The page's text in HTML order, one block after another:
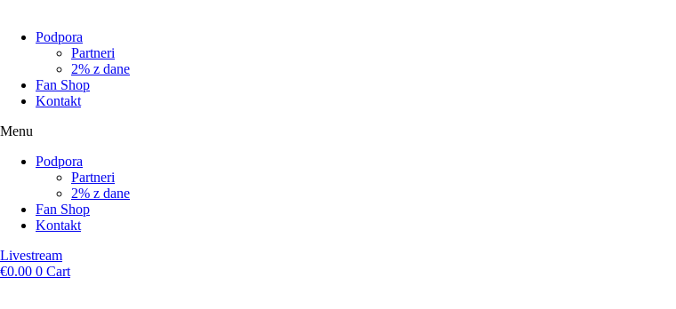
Podpora
Partneri
2% z dane
Fan Shop
Kontakt
Menu
Podpora
Partneri
2% z dane
Fan Shop
Kontakt
Livestream
€0.00 0 Cart